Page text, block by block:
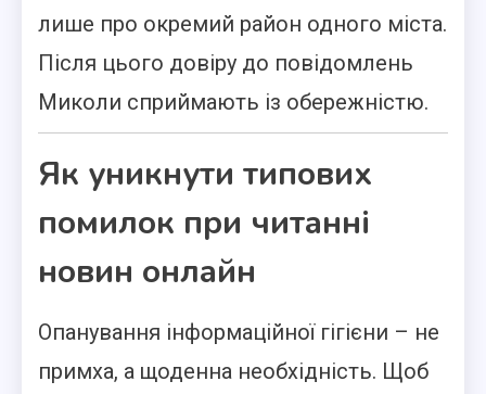
лише про окремий район одного міста.
Після цього довіру до повідомлень
Миколи сприймають із обережністю.
Як уникнути типових
помилок при читанні
новин онлайн
Опанування інформаційної гігієни – не
примха, а щоденна необхідність. Щоб